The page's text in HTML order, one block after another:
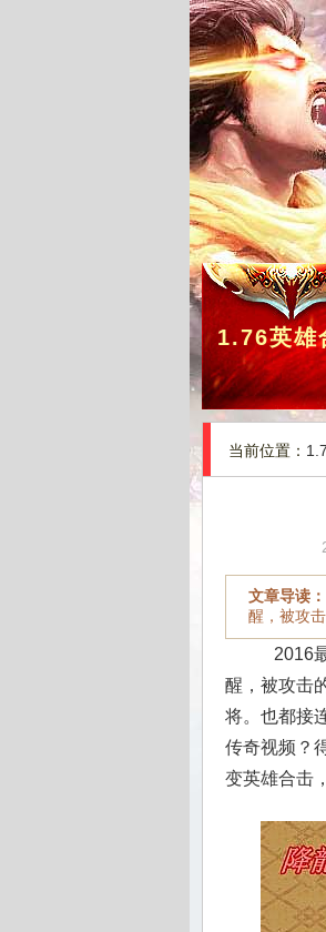
1.76英雄
当前位置：
文章导读：
醒，被攻
2016
醒，被攻击
将。也都接
传奇视频？
变英雄合击